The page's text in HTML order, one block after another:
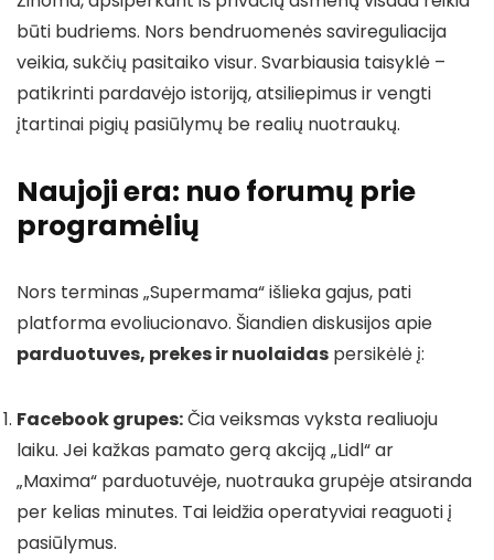
būti budriems. Nors bendruomenės savireguliacija
veikia, sukčių pasitaiko visur. Svarbiausia taisyklė –
patikrinti pardavėjo istoriją, atsiliepimus ir vengti
įtartinai pigių pasiūlymų be realių nuotraukų.
Naujoji era: nuo forumų prie
programėlių
Nors terminas „Supermama“ išlieka gajus, pati
platforma evoliucionavo. Šiandien diskusijos apie
parduotuves, prekes ir nuolaidas persikėlė į:
Facebook grupes:Čia veiksmas vyksta realiuoju
laiku. Jei kažkas pamato gerą akciją „Lidl“ ar
„Maxima“ parduotuvėje, nuotrauka grupėje atsiranda
per kelias minutes. Tai leidžia operatyviai reaguoti į
pasiūlymus.